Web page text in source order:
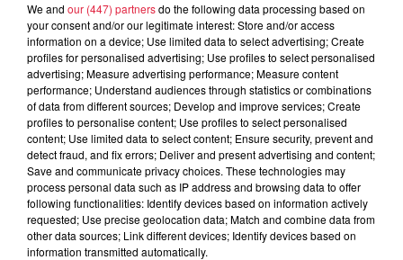
Et ils vous convient dans la salle d’honneur pour profiter
d’un spectacle royal.
Sous la férule du maistre de jeu, grand ordonnateur de la
soirée, ils multiplieront à l’envi gaudrioles, fabliaux et
facéties, tous improvisés, afin que vous soyez ébaudis,
émus et transportés en imagination.
Vous ne voulez pas rater la dernière impro de la saison au
Château bunker ? Alors 3, 2, A… anodins !
We and our (447) partnersdo the following data processing based on
your consent and/or our legitimate interest: Store and/or access
information on a device; Use limited data to select advertising; Create
profiles for personalised advertising; Use profiles to select personalised
advertising; Measure advertising performance; Measure content
performance; Understand audiences through statistics or combinations
of data from different sources; Develop and improve services; Create
profiles to personalise content; Use profiles to select personalised
content; Use limited data to select content; Ensure security, prevent and
detect fraud, and fix errors; Deliver and present advertising and content;
Save and communicate privacy choices. These technologies may
process personal data such as IP address and browsing data to offer
following functionalities: Identify devices based on information actively
requested; Use precise geolocation data; Match and combine data from
other data sources; Link different devices; Identify devices based on
information transmitted automatically.